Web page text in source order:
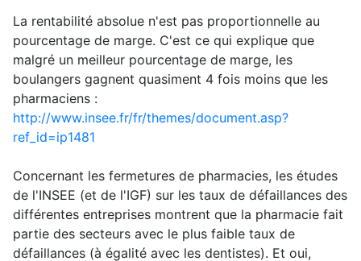
La rentabilité absolue n'est pas proportionnelle au
pourcentage de marge. C'est ce qui explique que
malgré un meilleur pourcentage de marge, les
boulangers gagnent quasiment 4 fois moins que les
pharmaciens :
http://www.insee.fr/fr/themes/document.asp?
ref_id=ip1481
Concernant les fermetures de pharmacies, les études
de l'INSEE (et de l'IGF) sur les taux de défaillances des
différentes entreprises montrent que la pharmacie fait
partie des secteurs avec le plus faible taux de
défaillances (à égalité avec les dentistes). Et oui,